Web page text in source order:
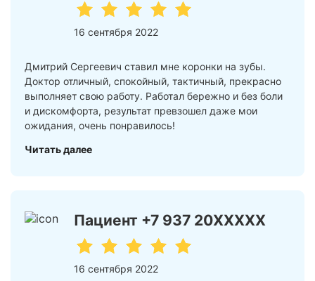
16 сентября 2022
Дмитрий Сергеевич ставил мне коронки​ на зубы.
Доктор отличный, спокойный, тактичный, прекрасно
выполняет свою работу. Работал бережно и без боли
и дискомфорта, результат превзошел даже мои
ожидания, очень понравилось!
Читать далее
Пациент +7 937 20XXXXX
16 сентября 2022